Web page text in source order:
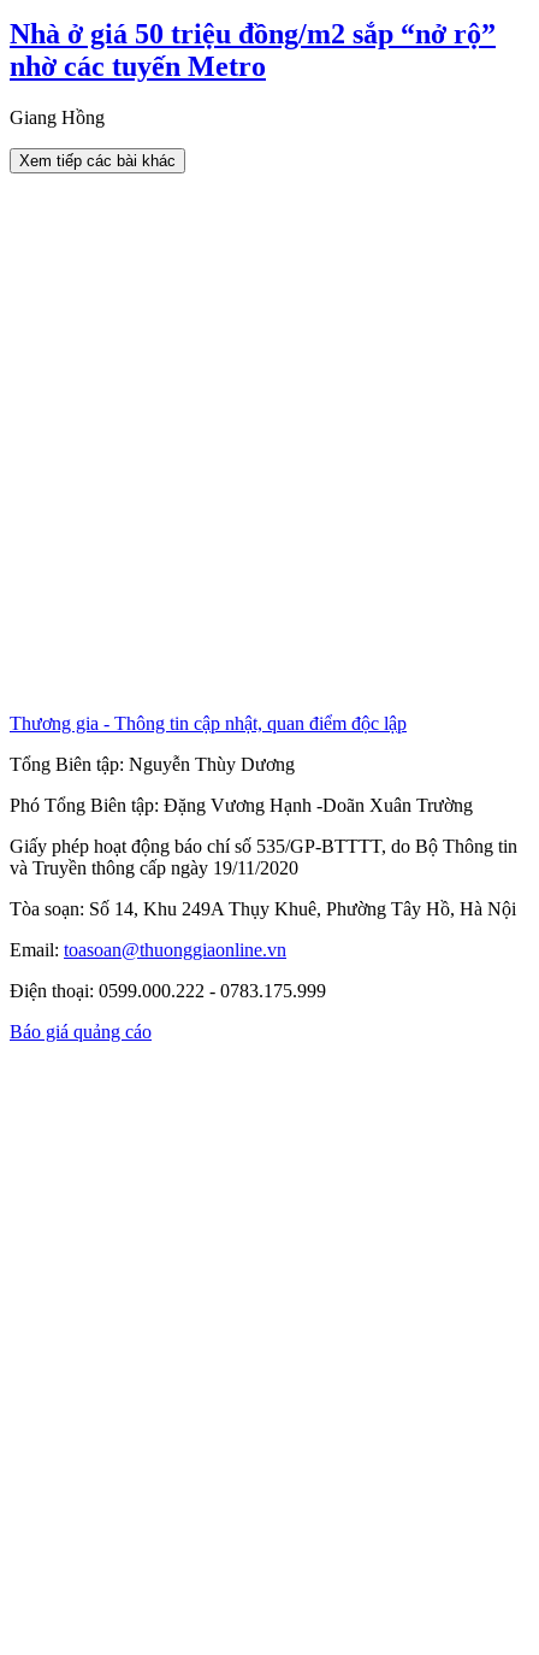
Nhà ở giá 50 triệu đồng/m2 sắp “nở rộ”
nhờ các tuyến Metro
Giang Hồng
Xem tiếp các bài khác
Thương gia - Thông tin cập nhật, quan điểm độc lập
Tổng Biên tập: Nguyễn Thùy Dương
Phó Tổng Biên tập: Đặng Vương Hạnh -Doãn Xuân Trường
Giấy phép hoạt động báo chí số 535/GP-BTTTT, do Bộ Thông tin
và Truyền thông cấp ngày 19/11/2020
Tòa soạn: Số 14, Khu 249A Thụy Khuê, Phường Tây Hồ, Hà Nội
Email: toasoan@thuonggiaonline.vn
Điện thoại: 0599.000.222 - 0783.175.999
Báo giá quảng cáo